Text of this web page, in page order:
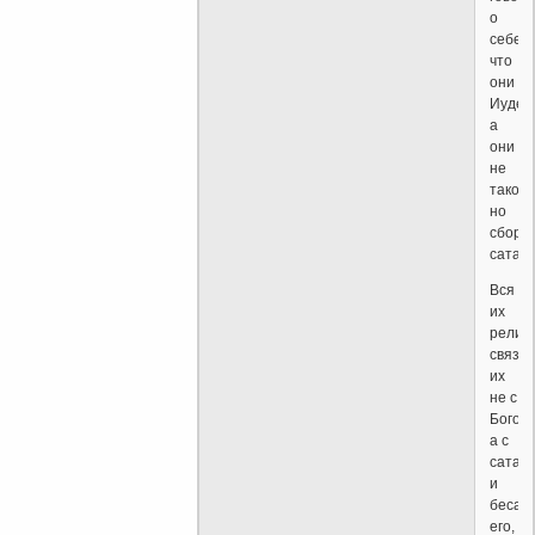
о
себе,
что
они
Иудеи,
а
они
не
но
Вся
их
их
не с
Богом
а с
и
его,